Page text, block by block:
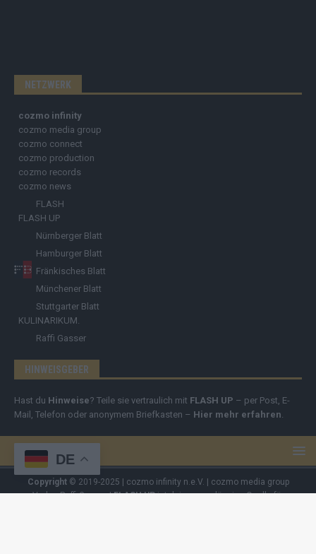
NETZWERK
cozmo infinity
cozmo media group
cozmo connect
cozmo production
cozmo records
cozmo news
FLASH
FLASH UP
Nürnberger Blatt
Hamburger Blatt
Fränkisches Blatt
Münchener Blatt
Stuttgarter Blatt
KULINARIKUM.
Raffi Gasser
HINWEISGEBER
Hast du Hinweise? Teile sie vertraulich mit FLASH UP – per Post, E-
Mail, Telefon oder anonymem Briefkasten – Hier mehr erfahren
Copyright© 2019-2025 | cozmo infinity n.e.V. | cozmo media group
Verlag Raffi Gasser |FLASH UPist deine zuverlässige Quelle für
DE